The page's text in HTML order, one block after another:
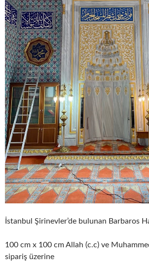
İstanbul Şirinevler’de bulunan Barbaros
100 cm x 100 cm Allah (c.c) ve
sipariş üzerine